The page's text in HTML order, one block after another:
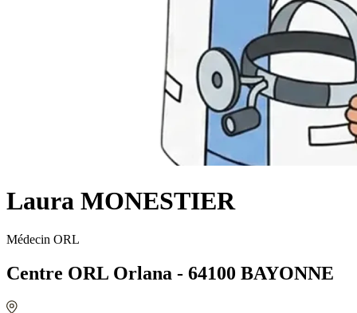
Laura MONESTIER
Médecin ORL
Centre ORL Orlana - 64100 BAYONNE